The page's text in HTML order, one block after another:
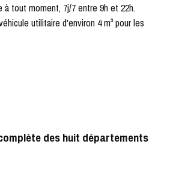
à tout moment, 7j/7 entre 9h et 22h.
utilitaire d'environ 4 m³ pour les
des huit départements